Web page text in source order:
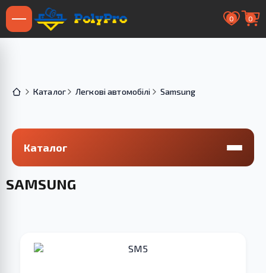
0 0
Каталог Легкові автомобілі Samsung
Каталог
SAMSUNG